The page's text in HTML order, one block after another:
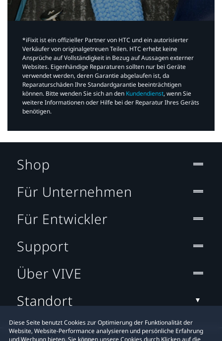
*iFixit ist ein offizieller Partner von HTC und ein autorisierter
Verkäufer von originalgetreuen Teilen. HTC erhebt keine
Ansprüche auf Vollständigkeit in Bezug auf Aussagen externer
Websites. Eigenhändige Reparaturen sollten nur bei Geräte
verwendet werden, deren Garantie abgelaufen ist, da
Reparaturschäden Ihre Standardgarantie beeinträchtigen
können. Bitte wenden Sie sich an den Kundendienst, wenn Sie
weitere Informationen oder Hilfe bei der Reparatur Ihres Geräts
benötigen.​
Diese Seite benutzt Cookies zur Optimierung der Funktionalität der
Website, Website-Performance analysieren und persönliche Erfahrung
und Werbung bieten. Sie können unsere Cookies durch Klicken auf die
Shop
Für Unternehmen
Für Entwickler
Support
Über VIVE
Standort